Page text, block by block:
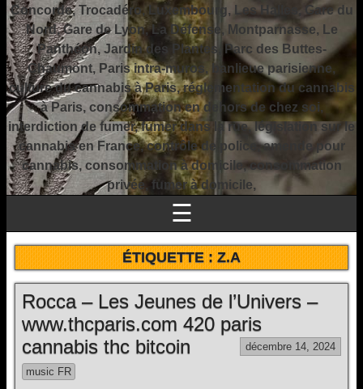
Concorde, Trocadéro, Luxembourg, Les Halles, Gare du
Nord, Gare de Lyon, La Défense, Montparnasse, Le
Panthéon, Jardin des Plantes, Parc des Buttes-
Chaumont, Paris intra-muros, banlieue parisienne,
culture du cannabis à Paris, réglementation du cannabis
à Paris, consommation en dehors de chez soi,
interdiction de fumer, fumer dans la rue, législation sur le
cannabis en France, contrôle de police, amende pour
cannabis, consommation à domicile, consommation
privée, fumer à domicile,
☰
ÉTIQUETTE :Z.A
Rocca – Les Jeunes de l’Univers –
www.thcparis.com 420 paris
cannabis thc bitcoin
décembre 14, 2024
music FR